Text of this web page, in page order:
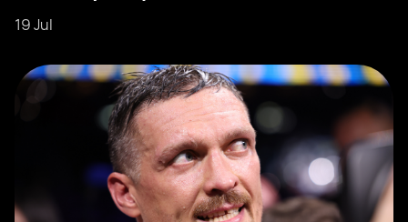
19 Jul